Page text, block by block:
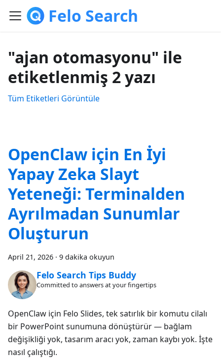
Felo Search
"ajan otomasyonu" ile
etiketlenmiş 2 yazı
Tüm Etiketleri Görüntüle
OpenClaw için En İyi
Yapay Zeka Slayt
Yeteneği: Terminalden
Ayrılmadan Sunumlar
Oluşturun
April 21, 2026 · 9 dakika okuyun
Felo Search Tips Buddy
Committed to answers at your fingertips
OpenClaw için Felo Slides, tek satırlık bir komutu cilalı
bir PowerPoint sunumuna dönüştürür — bağlam
değişikliği yok, tasarım aracı yok, zaman kaybı yok. İşte
nasıl çalıştığı.